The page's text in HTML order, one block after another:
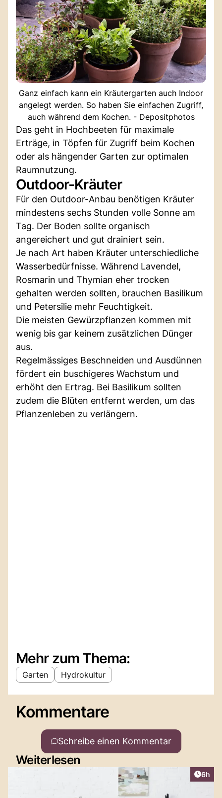
Ganz einfach kann ein Kräutergarten auch Indoor
angelegt werden. So haben Sie einfachen Zugriff,
auch während dem Kochen. - Depositphotos
Das geht in Hochbeeten für maximale
Erträge, in Töpfen für Zugriff beim Kochen
oder als hängender Garten zur optimalen
Raumnutzung.
Outdoor-Kräuter
Für den Outdoor-Anbau benötigen Kräuter
mindestens sechs Stunden volle Sonne am
Tag. Der Boden sollte organisch
angereichert und gut drainiert sein.
Je nach Art haben Kräuter unterschiedliche
Wasserbedürfnisse. Während Lavendel,
Rosmarin und Thymian eher trocken
gehalten werden sollten, brauchen Basilikum
und Petersilie mehr Feuchtigkeit.
Die meisten Gewürzpflanzen kommen mit
wenig bis gar keinem zusätzlichen Dünger
aus.
Regelmässiges Beschneiden und Ausdünnen
fördert ein buschigeres Wachstum und
erhöht den Ertrag. Bei Basilikum sollten
zudem die Blüten entfernt werden, um das
Pflanzenleben zu verlängern.
Mehr zum Thema:
Garten Hydrokultur
Kommentare
Schreibe einen Kommentar
Weiterlesen
6h